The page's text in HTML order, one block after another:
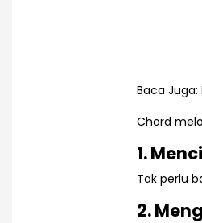
Baca Juga:
Chord
1.
Tak perlu
2.